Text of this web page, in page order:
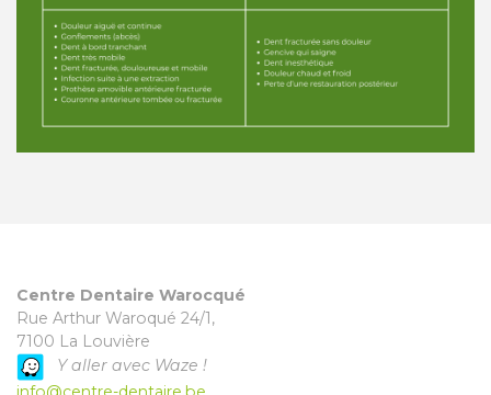
Centre Dentaire Warocqué
Rue Arthur Waroqué 24/1,
7100 La Louvière
Y aller avec Waze !